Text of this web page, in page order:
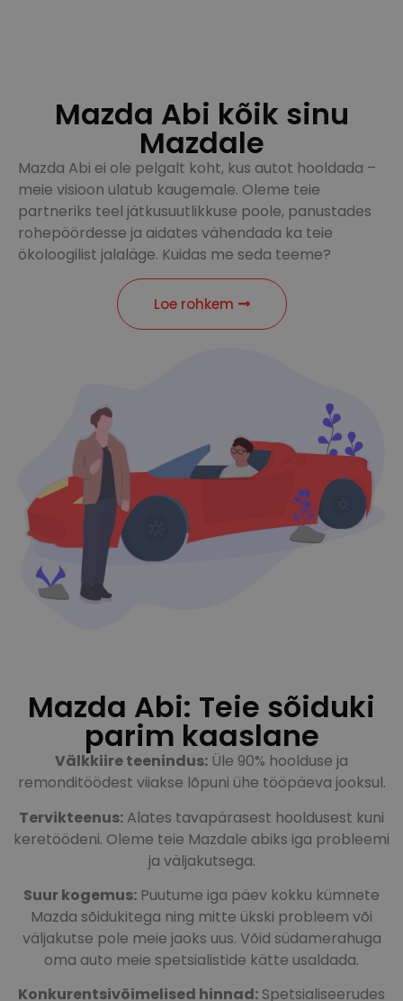
Mazda Abi kõik sinu
Mazdale
Mazda Abi ei ole pelgalt koht, kus autot hooldada –
meie visioon ulatub kaugemale. Oleme teie
partneriks teel jätkusuutlikkuse poole, panustades
rohepöördesse ja aidates vähendada ka teie
ökoloogilist jalaläge. Kuidas me seda teeme?
Loe rohkem
Mazda Abi: Teie sõiduki
parim kaaslane
Välkkiire teenindus: Üle 90% hoolduse ja
remonditöödest viiakse lõpuni ühe tööpäeva jooksul.
Tervikteenus: Alates tavapärasest hooldusest kuni
keretöödeni. Oleme teie Mazdale abiks iga probleemi
ja väljakutsega.
Suur kogemus: Puutume iga päev kokku kümnete
Mazda sõidukitega ning mitte ükski probleem või
väljakutse pole meie jaoks uus. Võid südamerahuga
oma auto meie spetsialistide kätte usaldada.
Konkurentsivõimelised hinnad: Spetsialiseerudes